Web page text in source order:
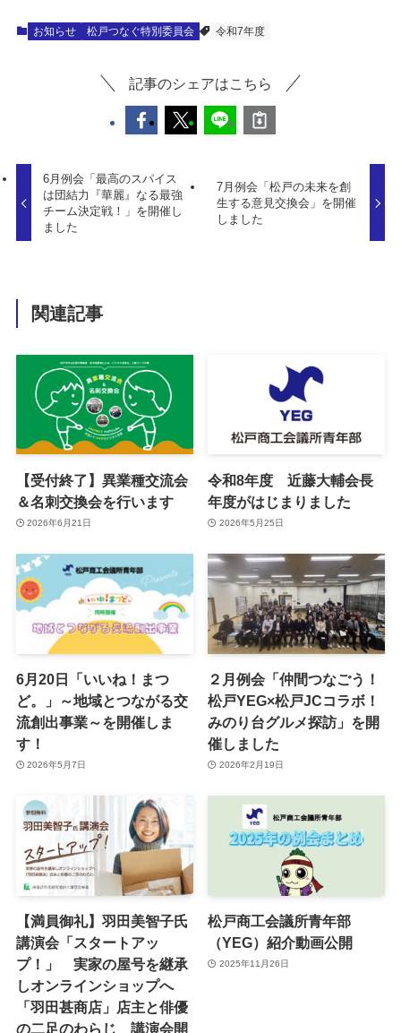
お知らせ 松戸つなぐ特別委員会 令和7年度
記事のシェアはこちら
6月例会「最高のスパイス
は団結力『華麗』なる最強
チーム決定戦！」を開催し
ました
7月例会「松戸の未来を創
生する意見交換会」を開催
しました
関連記事
【受付終了】異業種交流会
＆名刺交換会を行います
2026年6月21日
令和8年度 近藤大輔会長
年度がはじまりました
2026年5月25日
6月20日「いいね！まつ
ど。」～地域とつながる交
流創出事業～を開催しま
す！
2026年5月7日
２月例会「仲間つなごう！
松戸YEG×松戸JCコラボ！
みのり台グルメ探訪」を開
催しました
2026年2月19日
【満員御礼】羽田美智子氏
講演会「スタートアッ
プ！」 実家の屋号を継承
しオンラインショップへ
「羽田甚商店」店主と俳優
の二足のわらじ 講演会開
松戸商工会議所青年部
（YEG）紹介動画公開
2025年11月26日